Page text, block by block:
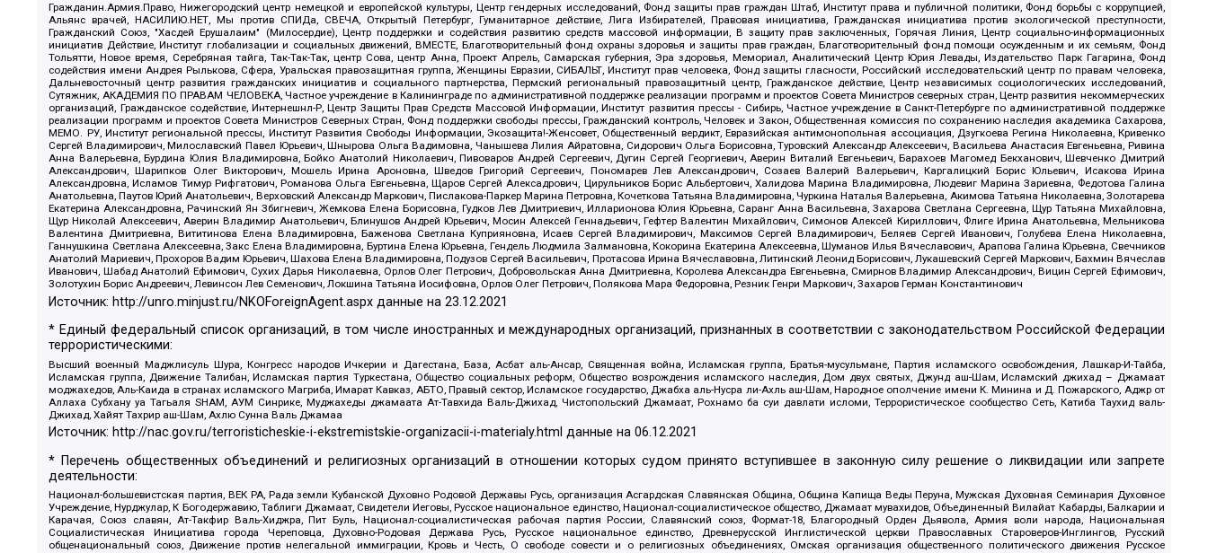
Гражданин.Армия.Право, Нижегородский центр немецкой и европейской культуры, Центр гендерных исследований, Фонд защиты прав граждан Штаб, Институт права и публичной политики, Фонд борьбы с коррупцией,
Альянс врачей, НАСИЛИЮ.НЕТ, Мы против СПИДа, СВЕЧА, Открытый Петербург, Гуманитарное действие, Лига Избирателей, Правовая инициатива, Гражданская инициатива против экологической преступности,
Гражданский Союз, "Хасдей Ерушалаим" (Милосердие), Центр поддержки и содействия развитию средств массовой информации, В защиту прав заключенных, Горячая Линия, Центр социально-информационных
инициатив Действие, Институт глобализации и социальных движений, ВМЕСТЕ, Благотворительный фонд охраны здоровья и защиты прав граждан, Благотворительный фонд помощи осужденным и их семьям, Фонд
Тольятти, Новое время, Серебряная тайга, Так-Так-Так, центр Сова, центр Анна, Проект Апрель, Самарская губерния, Эра здоровья, Мемориал, Аналитический Центр Юрия Левады, Издательство Парк Гагарина, Фонд
содействия имени Андрея Рылькова, Сфера, Уральская правозащитная группа, Женщины Евразии, СИБАЛЬТ, Институт прав человека, Фонд защиты гласности, Российский исследовательский центр по правам человека,
Дальневосточный центр развития гражданских инициатив и социального партнерства, Пермский региональный правозащитный центр, Гражданское действие, Центр независимых социологических исследований,
Сутяжник, АКАДЕМИЯ ПО ПРАВАМ ЧЕЛОВЕКА, Частное учреждение в Калининграде по административной поддержке реализации программ и проектов Совета Министров северных стран, Центр развития некоммерческих
организаций, Гражданское содействие, Интернешнл-Р, Центр Защиты Прав Средств Массовой Информации, Институт развития прессы - Сибирь, Частное учреждение в Санкт-Петербурге по административной поддержке
реализации программ и проектов Совета Министров Северных Стран, Фонд поддержки свободы прессы, Гражданский контроль, Человек и Закон, Общественная комиссия по сохранению наследия академика Сахарова,
МЕМО. РУ, Институт региональной прессы, Институт Развития Свободы Информации, Экозащита!-Женсовет, Общественный вердикт, Евразийская антимонопольная ассоциация, Дзугкоева Регина Николаевна, Кривенко
Сергей Владимирович, Милославский Павел Юрьевич, Шнырова Ольга Вадимовна, Чанышева Лилия Айратовна, Сидорович Ольга Борисовна, Туровский Александр Алексеевич, Васильева Анастасия Евгеньевна, Ривина
Анна Валерьевна, Бурдина Юлия Владимировна, Бойко Анатолий Николаевич, Пивоваров Андрей Сергеевич, Дугин Сергей Георгиевич, Аверин Виталий Евгеньевич, Барахоев Магомед Бекханович, Шевченко Дмитрий
Александрович, Шарипков Олег Викторович, Мошель Ирина Ароновна, Шведов Григорий Сергеевич, Пономарев Лев Александрович, Созаев Валерий Валерьевич, Каргалицкий Борис Юльевич, Исакова Ирина
Александровна, Исламов Тимур Рифгатович, Романова Ольга Евгеньевна, Щаров Сергей Алексадрович, Цирульников Борис Альбертович, Халидова Марина Владимировна, Людевиг Марина Зариевна, Федотова Галина
Анатольевна, Паутов Юрий Анатольевич, Верховский Александр Маркович, Пислакова-Паркер Марина Петровна, Кочеткова Татьяна Владимировна, Чуркина Наталья Валерьевна, Акимова Татьяна Николаевна, Золотарева
Екатерина Александровна, Рачинский Ян Збигневич, Жемкова Елена Борисовна, Гудков Лев Дмитриевич, Илларионова Юлия Юрьевна, Саранг Анна Васильевна, Захарова Светлана Сергеевна, Щур Татьяна Михайловна,
Щур Николай Алексеевич, Аверин Владимир Анатольевич, Блинушов Андрей Юрьевич, Мосин Алексей Геннадьевич, Гефтер Валентин Михайлович, Симонов Алексей Кириллович, Флиге Ирина Анатольевна, Мельникова
Валентина Дмитриевна, Вититинова Елена Владимировна, Баженова Светлана Куприяновна, Исаев Сергей Владимирович, Максимов Сергей Владимирович, Беляев Сергей Иванович, Голубева Елена Николаевна,
Ганнушкина Светлана Алексеевна, Закс Елена Владимировна, Буртина Елена Юрьевна, Гендель Людмила Залмановна, Кокорина Екатерина Алексеевна, Шуманов Илья Вячеславович, Арапова Галина Юрьевна, Свечников
Анатолий Мариевич, Прохоров Вадим Юрьевич, Шахова Елена Владимировна, Подузов Сергей Васильевич, Протасова Ирина Вячеславовна, Литинский Леонид Борисович, Лукашевский Сергей Маркович, Бахмин Вячеслав
Иванович, Шабад Анатолий Ефимович, Сухих Дарья Николаевна, Орлов Олег Петрович, Добровольская Анна Дмитриевна, Королева Александра Евгеньевна, Смирнов Владимир Александрович, Вицин Сергей Ефимович,
Золотухин Борис Андреевич, Левинсон Лев Семенович, Локшина Татьяна Иосифовна, Орлов Олег Петрович, Полякова Мара Федоровна, Резник Генри Маркович, Захаров Герман Константинович
Источник: http://unro.minjust.ru/NKOForeignAgent.aspx данные на23.12.2021
* Единый федеральный список организаций, в том числе иностранных и международных организаций, признанных в соответствии с законодательством Российской Федерации
террористическими:
Высший военный Маджлисуль Шура, Конгресс народов Ичкерии и Дагестана, База, Асбат аль-Ансар, Священная война, Исламская группа, Братья-мусульмане, Партия исламского освобождения, Лашкар-И-Тайба,
Исламская группа, Движение Талибан, Исламская партия Туркестана, Общество социальных реформ, Общество возрождения исламского наследия, Дом двух святых, Джунд аш-Шам, Исламский джихад – Джамаат
моджахедов, Аль-Каида в странах исламского Магриба, Имарат Кавказ, АБТО, Правый сектор, Исламское государство, Джабха аль-Нусра ли-Ахль аш-Шам, Народное ополчение имени К. Минина и Д. Пожарского, Аджр от
Аллаха Субхану уа Тагьаля SHAM, АУМ Синрике, Муджахеды джамаата Ат-Тавхида Валь-Джихад, Чистопольский Джамаат, Рохнамо ба суи давлати исломи, Террористическое сообщество Сеть, Катиба Таухид валь-
Джихад, Хайят Тахрир аш-Шам, Ахлю Сунна Валь Джамаа
Источник: http://nac.gov.ru/terroristicheskie-i-ekstremistskie-organizacii-i-materialy.html данные на06.12.2021
* Перечень общественных объединений и религиозных организаций в отношении которых судом принято вступившее в законную силу решение о ликвидации или запрете
деятельности:
Национал-большевистская партия, ВЕК РА, Рада земли Кубанской Духовно Родовой Державы Русь, организация Асгардская Славянская Община, Община Капища Веды Перуна, Мужская Духовная Семинария Духовное
Учреждение, Нурджулар, К Богодержавию, Таблиги Джамаат, Свидетели Иеговы, Русское национальное единство, Национал-социалистическое общество, Джамаат мувахидов, Объединенный Вилайат Кабарды, Балкарии и
Карачая, Союз славян, Ат-Такфир Валь-Хиджра, Пит Буль, Национал-социалистическая рабочая партия России, Славянский союз, Формат-18, Благородный Орден Дьявола, Армия воли народа, Национальная
Социалистическая Инициатива города Череповца, Духовно-Родовая Держава Русь, Русское национальное единство, Древнерусской Инглистической церкви Православных Староверов-Инглингов, Русский
общенациональный союз, Движение против нелегальной иммиграции, Кровь и Честь, О свободе совести и о религиозных объединениях, Омская организация общественного политического движения Русское